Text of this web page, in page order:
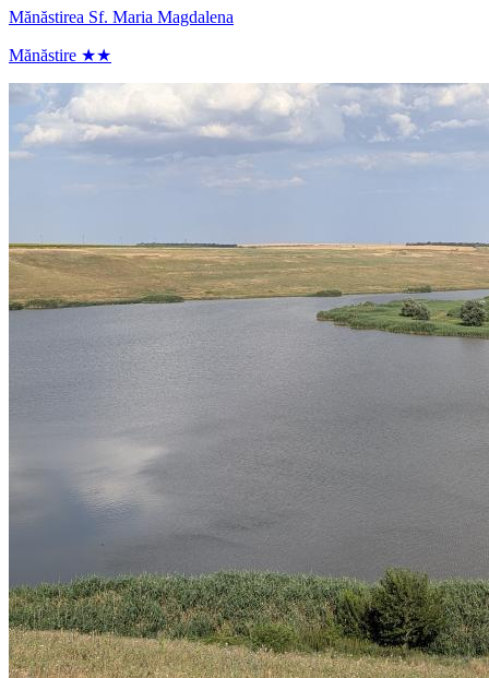
Mănăstirea Sf. Maria Magdalena
Mănăstire ★★